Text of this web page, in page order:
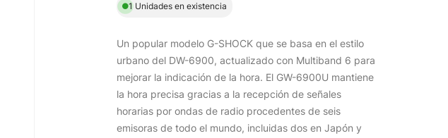
1 Unidades en existencia
Un popular modelo G-SHOCK que se basa en el estilo
urbano del DW-6900, actualizado con Multiband 6 para
mejorar la indicación de la hora. El GW-6900U mantiene
la hora precisa gracias a la recepción de señales
horarias por ondas de radio procedentes de seis
emisoras de todo el mundo, incluidas dos en Japón y